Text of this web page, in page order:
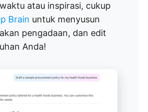
atau inspirasi, cukup
Brain untuk menyusun
pengadaan, dan edit
Anda!